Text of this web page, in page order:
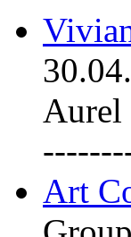
Aurel
Art